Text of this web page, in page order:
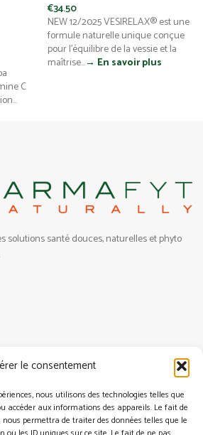
le consentement
nous utilisons des technologies telles que
accéder aux informations des appareils. Le fait de
permettra de traiter des données telles que le
C
€34.50
NEW 12/2025 VESIRELAX® est une
formule naturelle unique conçue
pour l'équilibre de la vessie et la
maîtrise...→ En savoir plus
solutions santé douces, naturelles et phyto